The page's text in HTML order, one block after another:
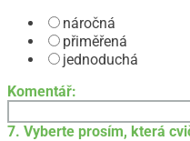
náročná
přiměřená
jednoduchá
Komentář:
7. Vyberte prosím, která